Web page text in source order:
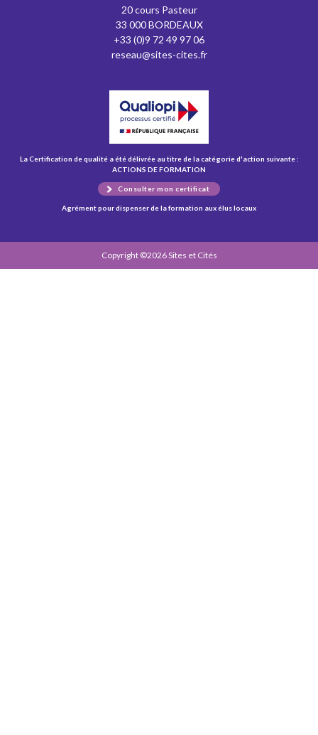
20 cours Pasteur
33 000 BORDEAUX
+33 (0)9 72 49 97 06
reseau@sites-cites.fr
La Certification de qualité a été délivrée au titre de la catégorie d'action suivante :
ACTIONS DE FORMATION
Consulter mon certificat
Agrément pour dispenser de la formation aux élus locaux
Copyright ©2026 Sites et Cités